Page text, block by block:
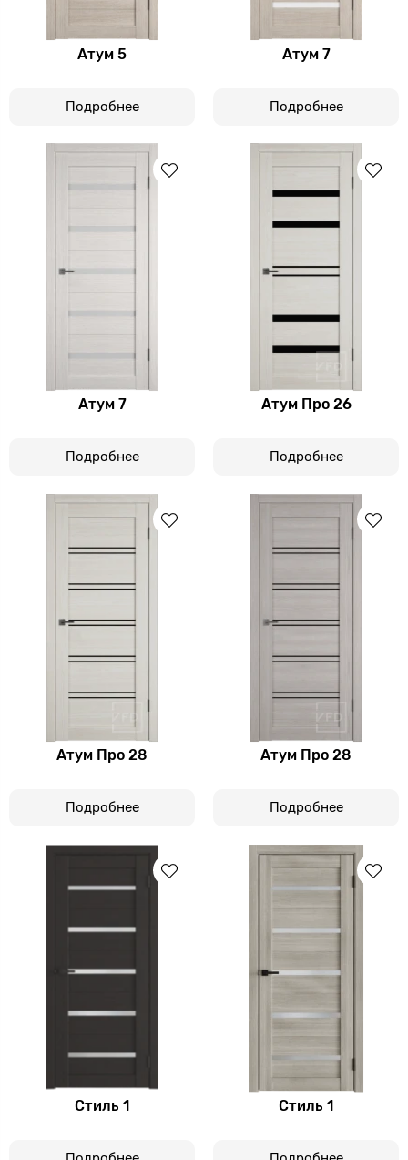
Атум 5
Подробнее
Атум 7
Подробнее
Атум 7
Подробнее
Атум Про 26
Подробнее
Атум Про 28
Подробнее
Атум Про 28
Подробнее
Стиль 1 Стиль 1